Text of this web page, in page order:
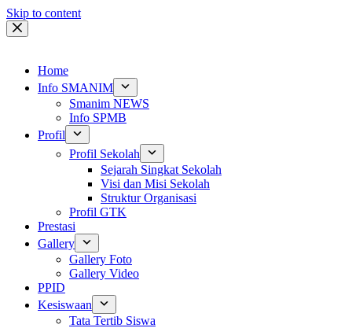
Skip to content
Home
Info SMANIM
Smanim NEWS
Info SPMB
Profil
Profil Sekolah
Sejarah Singkat Sekolah
Visi dan Misi Sekolah
Struktur Organisasi
Profil GTK
Prestasi
Gallery
Gallery Foto
Gallery Video
PPID
Kesiswaan
Tata Tertib Siswa